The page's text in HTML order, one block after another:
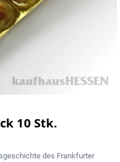
10 Stk.
des Frankfurter